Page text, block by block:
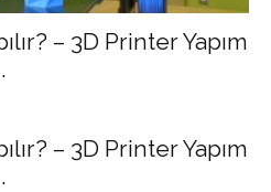
– 3D Printer Yapım
– 3D Printer Yapım